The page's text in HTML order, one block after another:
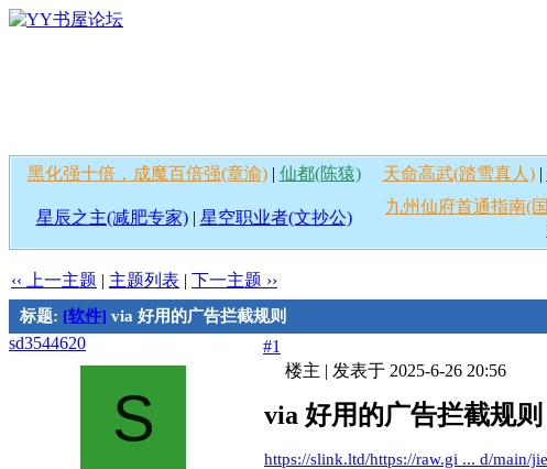
黑化强十倍，成魔百倍强(章渝)| 仙都(陈猿) 天命高武(踏雪真人)|
星辰之主(减肥专家)| 星空职业者(文抄公)
九州仙府首通指南(
‹‹ 上一主题 | 主题列表 | 下一主题 ››
标题: [软件] via 好用的广告拦截规则
sd3544620
S
#1
楼主 | 发表于 2025-6-26 20:56
via 好用的广告拦截规则
https://slink.ltd/https://raw.gi ... d/main/